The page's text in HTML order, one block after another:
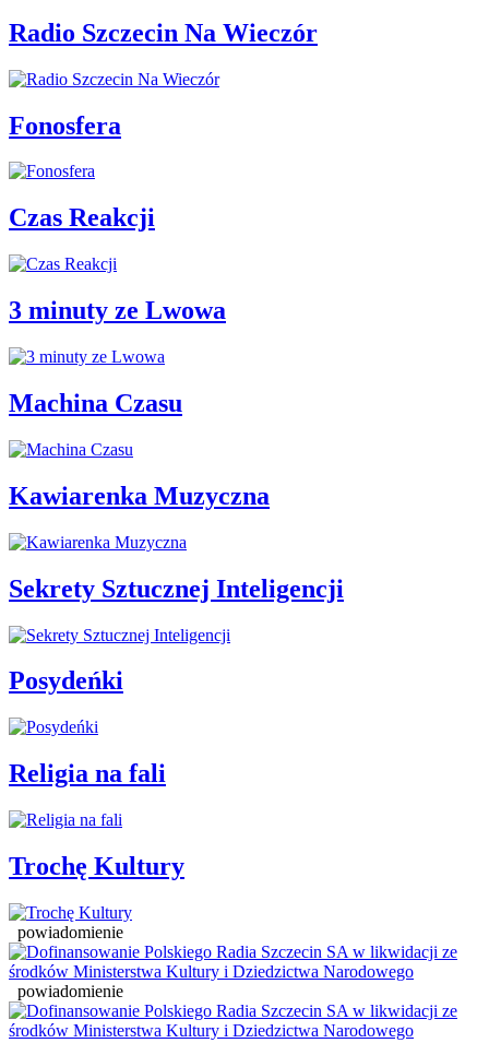
Radio Szczecin Na Wieczór
Fonosfera
Czas Reakcji
3 minuty ze Lwowa
Machina Czasu
Kawiarenka Muzyczna
Sekrety Sztucznej Inteligencji
Posydeńki
Religia na fali
Trochę Kultury
powiadomienie
powiadomienie